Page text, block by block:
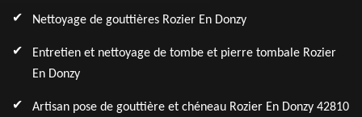
Nettoyage de gouttières Rozier En Donzy
Entretien et nettoyage de tombe et pierre tombale Rozier
En Donzy
Artisan pose de gouttière et chéneau Rozier En Donzy 42810